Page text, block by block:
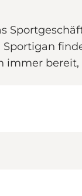
immer